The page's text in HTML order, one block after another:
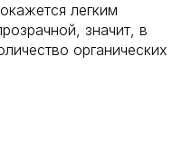
легким
значит, в
органических